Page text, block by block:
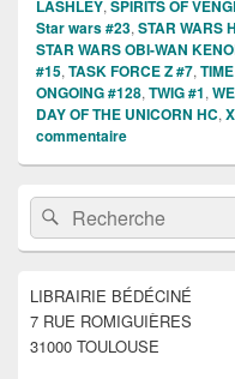
LASHLEY, SPIRITS OF
Star wars #23, STAR WARS
STAR WARS OBI-WAN
#15, TASK FORCE Z #7,
ONGOING #128, TWIG #1,
DAY OF THE UNICORN HC,
commentaire
Zone
principale
de
widget
barre
latérale
Recherche :Rechercher
LIBRAIRIE BÉDÉCINÉ
7 RUE ROMIGUIÈRES
31000 TOULOUSE